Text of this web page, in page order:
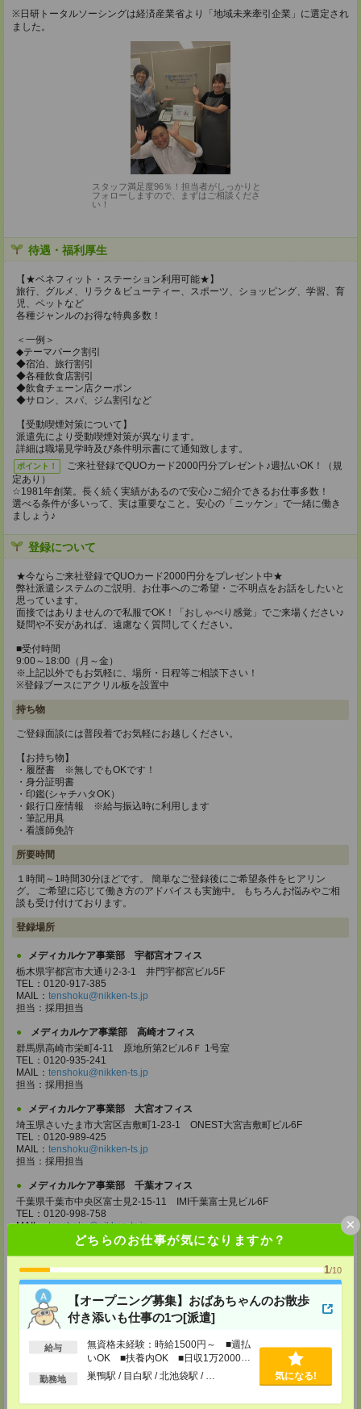
どちらのお仕事が気になりますか？
1/10
【オープニング募集】おばあちゃんのお散歩
付き添いも仕事の1つ[派遣]
給与
無資格未経験：時給1500円～ ■週払
いOK ■扶養内OK ■日収1万2000円
以上
勤務地 巣鴨駅 / 目白駅 / 北池袋駅 / … 気になる!
×
※日研トータルソーシングは経済産業省より「地域未来牽引企業」に選定され
ました。
スタッフ満足度96％！担当者がしっかりと
フォローしますので、まずはご相談くださ
い！
待遇・福利厚生
【★ベネフィット・ステーション利用可能★】
旅行、グルメ、リラク＆ビューティー、スポーツ、ショッピング、学習、育
児、ペットなど
各種ジャンルのお得な特典多数！
＜一例＞
◆テーマパーク割引
◆宿泊、旅行割引
◆各種飲食店割引
◆飲食チェーン店クーポン
◆サロン、スパ、ジム割引など
【受動喫煙対策について】
派遣先により受動喫煙対策が異なります。
詳細は職場見学時及び条件明示書にて通知致します。
ポイント！
ご来社登録でQUOカード2000円分プレゼント♪週払いOK！（規
定あり）
☆1981年創業。長く続く実績があるので安心♪ご紹介できるお仕事多数！
選べる条件が多いって、実は重要なこと。安心の「ニッケン」で一緒に働き
ましょう♪
登録について
★今ならご来社登録でQUOカード2000円分をプレゼント中★
弊社派遣システムのご説明、お仕事へのご希望・ご不明点をお話をしたいと
思っています。
面接ではありませんので私服でOK！「おしゃべり感覚」でご来場ください♪
疑問や不安があれば、遠慮なく質問してください。
■受付時間
9:00～18:00（月～金）
※上記以外でもお気軽に、場所・日程等ご相談下さい！
※登録ブースにアクリル板を設置中
持ち物
ご登録面談には普段着でお気軽にお越しください。
【お持ち物】
・履歴書 ※無しでもOKです！
・身分証明書
・印鑑(シャチハタOK）
・銀行口座情報 ※給与振込時に利用します
・筆記用具
・看護師免許
所要時間
１時間～1時間30分ほどです。 簡単なご登録後にご希望条件をヒアリン
グ。 ご希望に応じて働き方のアドバイスも実施中。 もちろんお悩みやご相
談も受け付けております。
登録場所
メディカルケア事業部 宇都宮オフィス
栃木県宇都宮市大通り2-3-1 井門宇都宮ビル5F
TEL：0120-917-385
MAIL： tenshoku@nikken-ts.jp
担当：採用担当
メディカルケア事業部 高崎オフィス
群馬県高崎市栄町4-11 原地所第2ビル6Ｆ 1号室
TEL：0120-935-241
MAIL： tenshoku@nikken-ts.jp
担当：採用担当
メディカルケア事業部 大宮オフィス
埼玉県さいたま市大宮区吉敷町1-23-1 ONEST大宮吉敷町ビル6F
TEL：0120-989-425
MAIL： tenshoku@nikken-ts.jp
担当：採用担当
メディカルケア事業部 千葉オフィス
千葉県千葉市中央区富士見2-15-11 IMI千葉富士見ビル6F
TEL：0120-998-758
MAIL：tenshoku@nikken-ts.jp
担当：採用担当
千葉県柏市末広町5-19 第12関口ビル7F 705号室
TEL：0120-935-218
MAIL：tenshoku@nikken-ts.jp
担当：採用担当
メディカルケア事業部 新宿オフィス
東京都新宿区新宿2-3-10 新宿御苑ビル6階
MAIL：tenshoku@nikken-ts.jp